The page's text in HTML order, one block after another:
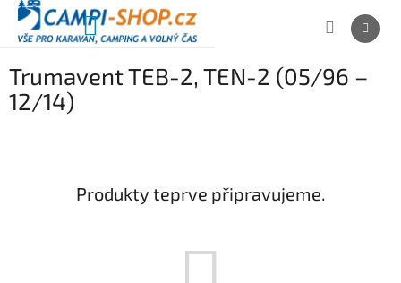
Přejít
obsah
NÁKUPNÍ
Trumavent TEB-2, TEN-2 (05/96 –
12/14)
Produkty teprve připravujeme.